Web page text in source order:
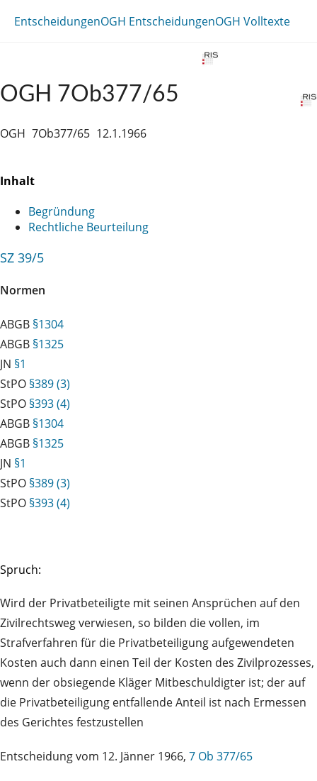
EntscheidungenOGH EntscheidungenOGH Volltexte
OGH 7Ob377/65
OGH 7Ob377/65 12.1.1966
Inhalt
Begründung
Rechtliche Beurteilung
SZ 39/5
Normen
ABGB §1304
ABGB §1325
JN §1
StPO §389 (3)
StPO §393 (4)
ABGB §1304
ABGB §1325
JN §1
StPO §389 (3)
StPO §393 (4)
Spruch:
Wird der Privatbeteiligte mit seinen Ansprüchen auf den
Zivilrechtsweg verwiesen, so bilden die vollen, im
Strafverfahren für die Privatbeteiligung aufgewendeten
Kosten auch dann einen Teil der Kosten des Zivilprozesses,
wenn der obsiegende Kläger Mitbeschuldigter ist; der auf
die Privatbeteiligung entfallende Anteil ist nach Ermessen
des Gerichtes festzustellen
Entscheidung vom 12. Jänner 1966, 7 Ob 377/65